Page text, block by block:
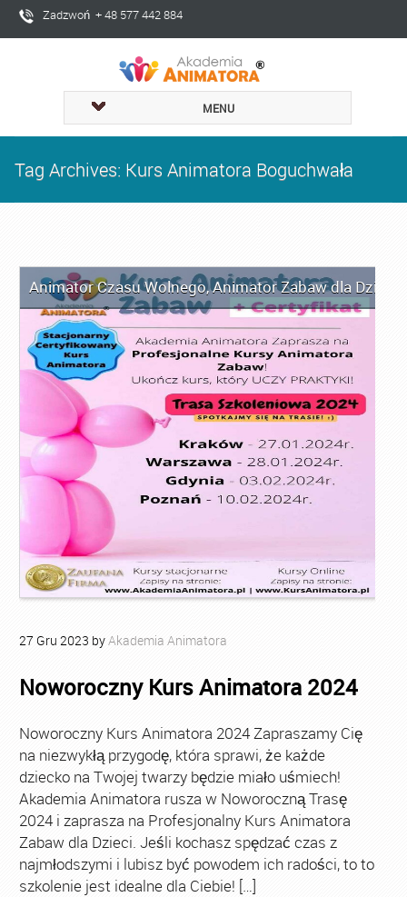
Zadzwoń + 48 577 442 884
MENU
Tag Archives: Kurs Animatora Boguchwała
Animator Czasu Wolnego,Animator Zabaw dla Dzieci
27 Gru 2023 byAkademia Animatora
Noworoczny Kurs Animatora 2024
Noworoczny Kurs Animatora 2024 Zapraszamy Cię
na niezwykłą przygodę, która sprawi, że każde
dziecko na Twojej twarzy będzie miało uśmiech!
Akademia Animatora rusza w Noworoczną Trasę
2024 i zaprasza na Profesjonalny Kurs Animatora
Zabaw dla Dzieci. Jeśli kochasz spędzać czas z
najmłodszymi i lubisz być powodem ich radości, to to
szkolenie jest idealne dla Ciebie! […]